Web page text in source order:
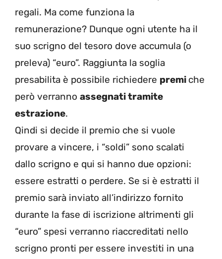
regali. Ma come funziona la
remunerazione? Dunque ogni utente ha il
suo scrigno del tesoro dove accumula (o
preleva) “euro”. Raggiunta la soglia
presabilita è possibile richiedere premi che
però verranno assegnati tramite
estrazione.
Qindi si decide il premio che si vuole
provare a vincere, i “soldi” sono scalati
dallo scrigno e qui si hanno due opzioni:
essere estratti o perdere. Se si è estratti il
premio sarà inviato all’indirizzo fornito
durante la fase di iscrizione altrimenti gli
“euro” spesi verranno riaccreditati nello
scrigno pronti per essere investiti in una